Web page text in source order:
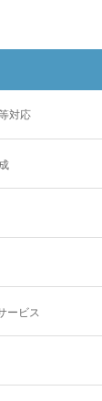
対応
ービス